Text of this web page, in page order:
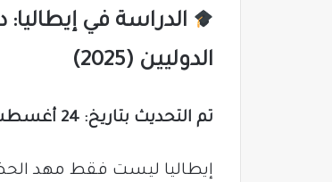
الدراسة في
الدوليين (2025)
تم التحديث بتاريخ: 24 أغسطس 2025 | وقت القراءة: 5 دقائق
إيطاليا ليست فقط مهد